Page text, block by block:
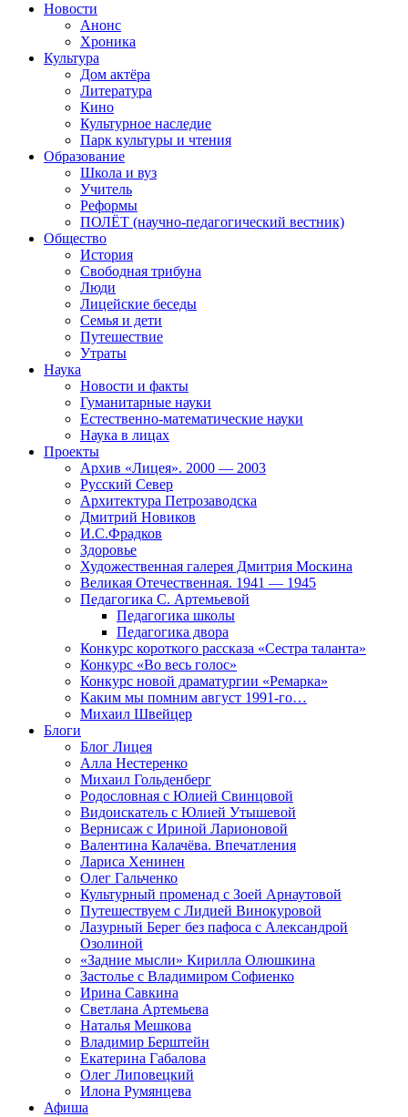
Новости
Анонс
Хроника
Культура
Дом актёра
Литература
Кино
Культурное наследие
Парк культуры и чтения
Образование
Школа и вуз
Учитель
Реформы
ПОЛЁТ (научно-педагогический вестник)
Общество
История
Свободная трибуна
Люди
Лицейские беседы
Семья и дети
Путешествие
Утраты
Наука
Новости и факты
Гуманитарные науки
Естественно-математические науки
Наука в лицах
Проекты
Архив «Лицея». 2000 — 2003
Русский Север
Архитектура Петрозаводска
Дмитрий Новиков
И.С.Фрадков
Здоровье
Художественная галерея Дмитрия Москина
Великая Отечественная. 1941 — 1945
Педагогика С. Артемьевой
Педагогика школы
Педагогика двора
Конкурс короткого рассказа «Сестра таланта»
Конкурс «Во весь голос»
Конкурс новой драматургии «Ремарка»
Каким мы помним август 1991-го…
Михаил Швейцер
Блоги
Блог Лицея
Алла Нестеренко
Михаил Гольденберг
Родословная с Юлией Свинцовой
Видоискатель с Юлией Утышевой
Вернисаж с Ириной Ларионовой
Валентина Калачёва. Впечатления
Лариса Хенинен
Олег Гальченко
Культурный променад с Зоей Арнаутовой
Путешествуем с Лидией Винокуровой
Лазурный Берег без пафоса с Александрой
Озолиной
«Задние мысли» Кирилла Олюшкина
Застолье с Владимиром Софиенко
Ирина Савкина
Светлана Артемьева
Наталья Мешкова
Владимир Берштейн
Екатерина Габалова
Олег Липовецкий
Илона Румянцева
Афиша